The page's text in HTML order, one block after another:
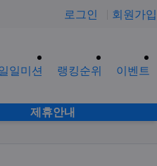
로그인 회원가입
일미션 랭킹순위 이벤트
제휴안내